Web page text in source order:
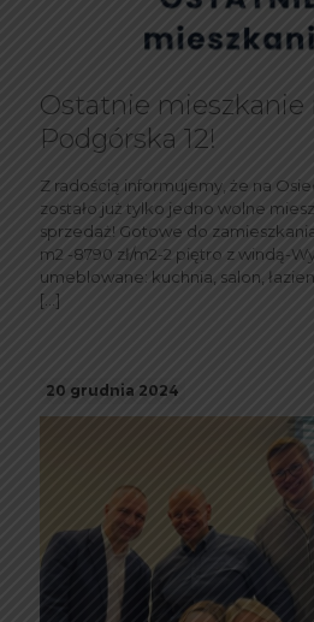
Ostatnie mieszkanie
Podgórska 12!
Z radością informujemy, że na
zostało już tylko jedno wolne
sprzedaż! Gotowe do
m2 -8790 zł/m2-2 piętro z windą-
umeblowane: kuchnia, salon,
[…]
20 grudnia 2024